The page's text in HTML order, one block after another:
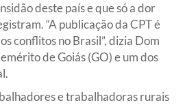
deste país e que só a dor
“A publicação da CPT é
conflitos no Brasil”, dizia Dom
de Goiás (GO) e um dos
e trabalhadoras rurais